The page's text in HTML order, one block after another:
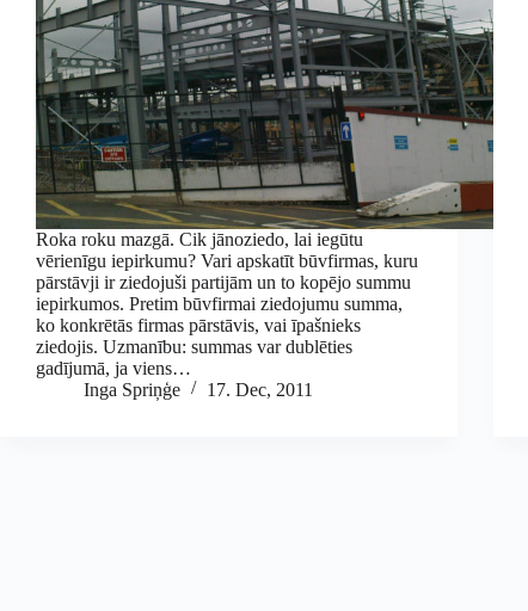
Roka roku mazgā. Cik jānoziedo, lai iegūtu
vērienīgu iepirkumu? Vari apskatīt būvfirmas, kuru
pārstāvji ir ziedojuši partijām un to kopējo summu
iepirkumos. Pretim būvfirmai ziedojumu summa,
ko konkrētās firmas pārstāvis, vai īpašnieks
ziedojis. Uzmanību: summas var dublēties
gadījumā, ja viens…
Inga Spriņģe
17. Dec, 2011